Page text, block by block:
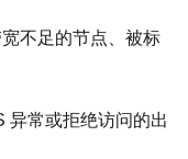
不足的节点、被标
异常或拒绝访问的出